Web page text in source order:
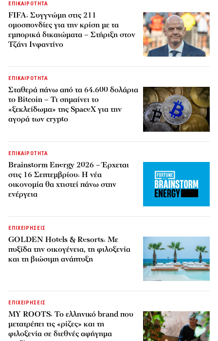
ΕΠΙΚΑΙΡΟΤΗΤΑ
FIFA: Συγγνώμη στις 211
ομοσπονδίες για την κρίση με τα
εμπορικά δικαιώματα – Στήριξη στον
Τζάνι Ινφαντίνο
ΕΠΙΚΑΙΡΟΤΗΤΑ
Σταθερά πάνω από τα 64.600 δολάρια
το Bitcoin – Τι σημαίνει το
«ξεκλείδωμα» της SpaceX για την
αγορά των crypto
ΕΠΙΚΑΙΡΟΤΗΤΑ
Brainstorm Energy 2026 – Έρχεται
στις 16 Σεπτεμβρίου: Η νέα
οικονομία θα χτιστεί πάνω στην
ενέργεια
ΕΠΙΧΕΙΡΗΣΕΙΣ
GOLDEN Hotels & Resorts: Με
πυξίδα την οικογένεια, τη φιλοξενία
και τη βιώσιμη ανάπτυξη
ΕΠΙΧΕΙΡΗΣΕΙΣ
MY ROOTS: Το ελληνικό brand που
μετατρέπει τις «ρίζες» και τη
φιλοξενία σε διεθνές αφήγημα